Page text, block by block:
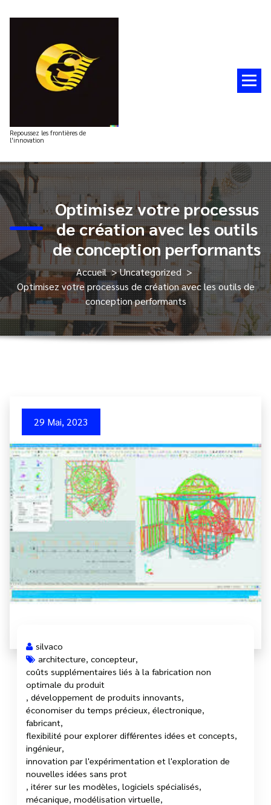
Repoussez les frontières de
l'innovation
Optimisez votre processus
de création avec les outils
de conception performants
Accueil>Uncategorized>
Optimisez votre processus de création avec les outils de
conception performants
29 Mai, 2023
silvaco
architecture concepteur
coûts supplémentaires liés à la fabrication non
optimale du produit
développement de produits innovants
économiser du temps précieux électronique
fabricant
flexibilité pour explorer différentes idées et concepts
ingénieur
innovation par l'expérimentation et l'exploration de
nouvelles idées sans prot
itérer sur les modèles logiciels spécialisés
mécanique modélisation virtuelle